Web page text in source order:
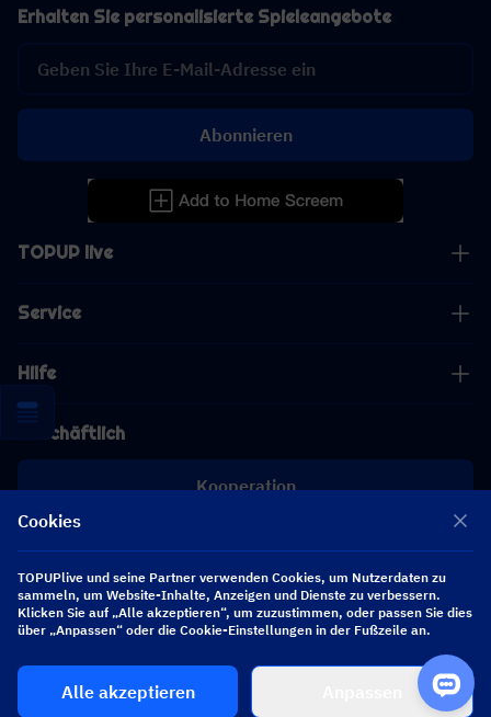
TOPUP live
Service
Hilfe
Geschäftlich
Kooperation
[email protected]
Erhalten Sie personalisierte Spieleangebote
Abonnieren
Folgen Sie uns
Copyright 2026 SEA WHALE TECHNOLOGY PTE.LTD. All Rights Reserved.
Cookies
TOPUPlive und seine Partner verwenden Cookies, um Nutzerdaten zu
sammeln, um Website-Inhalte, Anzeigen und Dienste zu verbessern.
Klicken Sie auf „Alle akzeptieren“, um zuzustimmen, oder passen Sie dies
über „Anpassen“ oder die Cookie-Einstellungen in der Fußzeile an.
Alle akzeptieren